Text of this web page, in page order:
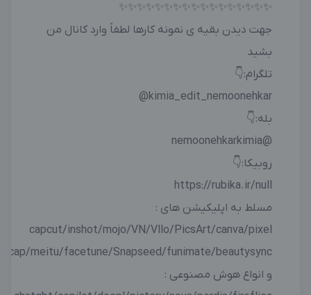
✨✨✨✨✨✨✨✨✨✨✨✨✨✨✨✨✨
جهت دیدن بقیه ی نمونه کارها لطفاً وارد کانال من
بشید
تلگرام:👇
kimia_edit_nemoonehkar@
بله:👇
@nemoonehkarkimia
روبیکا:👇
https://rubika.ir/null
مسلط به اپلیکیشن های :
capcut/inshot/mojo/VN/Vllo/PicsArt/canva/pixel
meitu/facetune/Snapseed/funimate/beautysync
و انواع هوش مصنوعی :